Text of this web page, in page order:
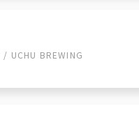
/ UCHU BREWING